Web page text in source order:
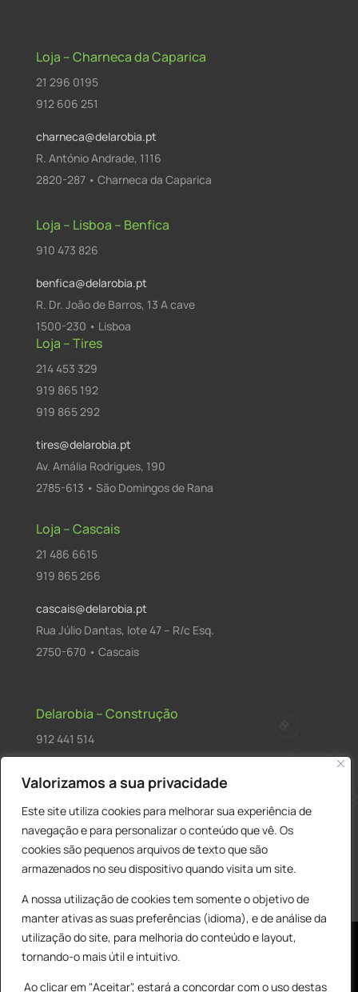
Valorizamos a sua privacidade
Este site utiliza cookies para melhorar sua experiência de
navegação e para personalizar o conteúdo que vê. Os
cookies são pequenos arquivos de texto que são
armazenados no seu dispositivo quando visita um site.
A nossa utilização de cookies tem somente o objetivo de
manter ativas as suas preferências (idioma), e de análise da
utilização do site, para melhoria do conteúdo e layout,
tornando-o mais útil e intuitivo.
Ao clicar em "Aceitar", estará a concordar com o uso destas
Loja – Charneca da Caparica
21 296 0195
912 606 251
charneca@delarobia.pt
R. António Andrade, 1116
2820-287 • Charneca da Caparica
Loja – Lisboa – Benfica
910 473 826
benfica@delarobia.pt
R. Dr. João de Barros, 13 A cave
1500-230 • Lisboa
Loja – Tires
214 453 329
919 865 192
919 865 292
tires@delarobia.pt
Av. Amália Rodrigues, 190
2785-613 • São Domingos de Rana
Loja – Cascais
21 486 6615
919 865 266
cascais@delarobia.pt
Rua Júlio Dantas, lote 47 – R/c Esq.
2750-670 • Cascais
Delarobia – Construção
912 441 514
R. António Andrade, 1171
2820-287 • Charneca de Caparica
Products
search PESQUISAR